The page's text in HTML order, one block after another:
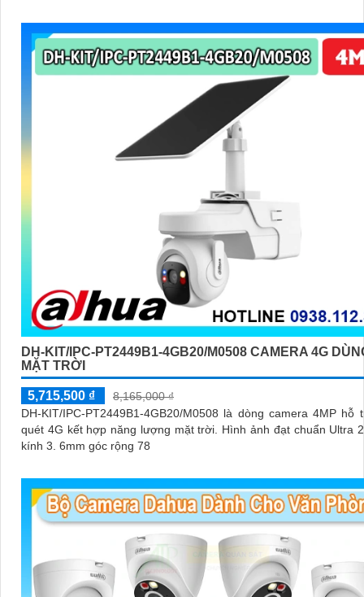
DH-KIT/IPC-PT2449B1-4GB20/M0508 CAMERA 4G
MẶT TRỜI
5,715,500 ₫
8,165,000 ₫
DH-KIT/IPC-PT2449B1-4GB20/M0508 là dòng camera 4MP hỗ
quét 4G kết hợp năng lượng mặt trời. Hình ảnh đạt chuẩn Ultra 2K+, ống
kính 3. 6mm góc rộng 78